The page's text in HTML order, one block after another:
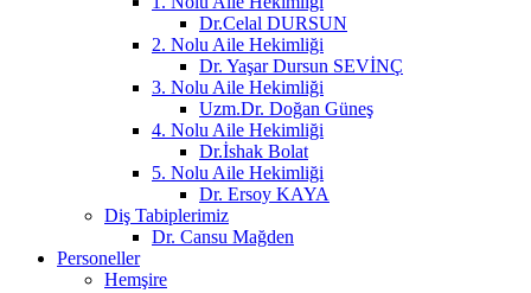
Dr.Celal DURSUN
2. Nolu Aile Hekimliği
Dr. Yaşar Dursun SEVİNÇ
3. Nolu Aile Hekimliği
Uzm.Dr. Doğan Güneş
4. Nolu Aile Hekimliği
Dr.İshak Bolat
5. Nolu Aile Hekimliği
Dr. Ersoy KAYA
Diş Tabiplerimiz
Dr. Cansu Mağden
Personeller
Hemşire